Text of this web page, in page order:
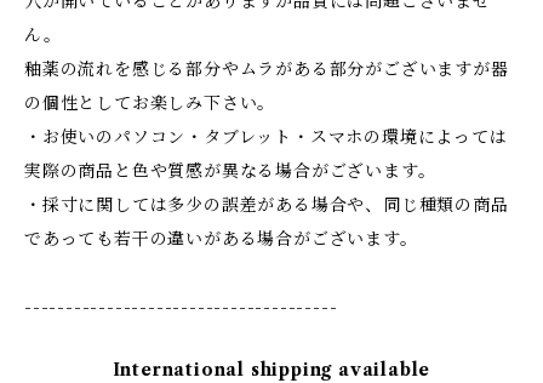
ん。
釉薬の流れを感じる部分やムラがある部分がございますが器
の個性としてお楽しみ下さい。
・お使いのパソコン・タブレット・スマホの環境によっては
実際の商品と色や質感が異なる場合がございます。
・採寸に関しては多少の誤差がある場合や、同じ種類の商品
であっても若干の違いがある場合がございます。
--------------------------------------
International shipping available